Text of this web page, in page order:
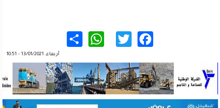
Facebook
Twitter
WhatsApp
أربعاء, 13/01/2021 - 10:51